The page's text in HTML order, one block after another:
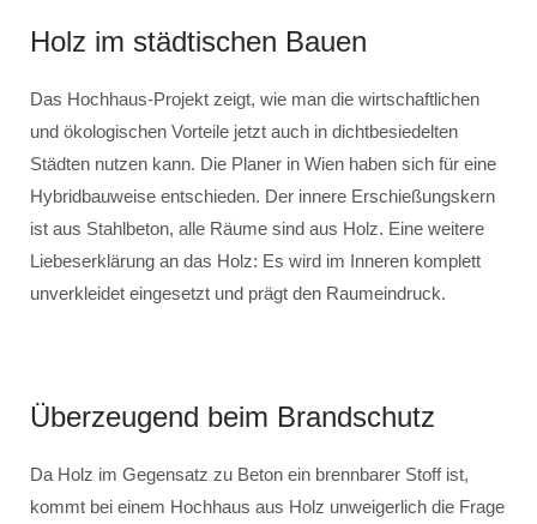
Holz im städtischen Bauen
Das Hochhaus-Projekt zeigt, wie man die wirtschaftlichen
und ökologischen Vorteile jetzt auch in dichtbesiedelten
Städten nutzen kann. Die Planer in Wien haben sich für eine
Hybridbauweise entschieden. Der innere Erschießungskern
ist aus Stahlbeton, alle Räume sind aus Holz. Eine weitere
Liebeserklärung an das Holz: Es wird im Inneren komplett
unverkleidet eingesetzt und prägt den Raumeindruck.
Überzeugend beim Brandschutz
Da Holz im Gegensatz zu Beton ein brennbarer Stoff ist,
kommt bei einem Hochhaus aus Holz unweigerlich die Frage